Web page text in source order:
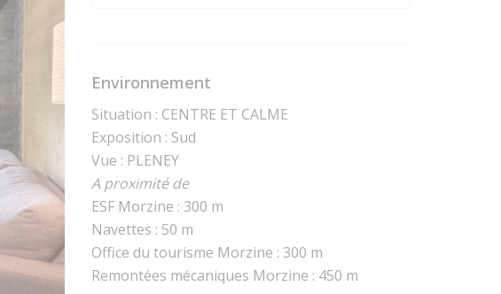
Environnement
Situation : CENTRE ET CALME
Exposition : Sud
Vue : PLENEY
A proximité de
ESF Morzine : 300 m
Navettes : 50 m
Office du tourisme Morzine : 300 m
Remontées mécaniques Morzine : 450 m